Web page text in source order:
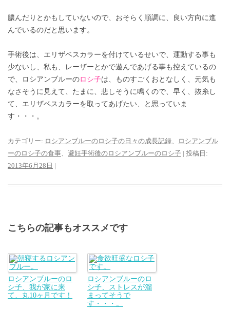
膿んだりとかもしていないので、おそらく順調に、良い方向に進
んでいるのだと思います。
手術後は、エリザベスカラーを付けているせいで、運動する事も
少ないし、私も、レーザーとかで遊んであげる事も控えているの
で、ロシアンブルーのロシ子は、ものすごくおとなしく、元気も
なさそうに見えて、たまに、悲しそうに鳴くので、早く、抜糸し
て、エリザベスカラーを取ってあげたい、と思っていま
す・・・。
カテゴリー: ロシアンブルーのロシ子の日々の成長記録、
ロシアンブル
ーのロシ子の食事、 避妊手術後のロシアンブルーのロシ子 | 投稿日:
2013年6月28日 |
こちらの記事もオススメです
ロシアンブルーのロ
シ子、我が家に来
て、丸10ヶ月です！
ロシアンブルーのロ
シ子、ストレスが溜
まってそうで
す・・・。